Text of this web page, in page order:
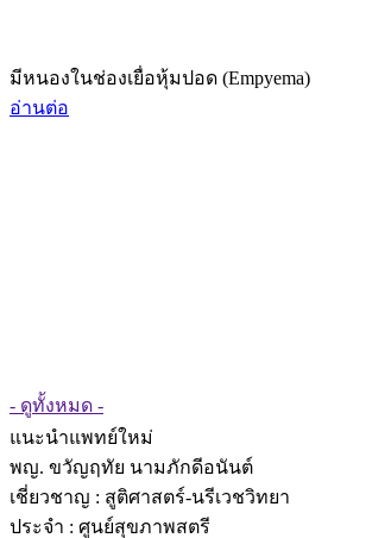
มีหนองในช่องเยื่อหุ้มปอด (Empyema)
อ่านต่อ
- ดูทั้งหมด -
แนะนำแพทย์ใหม่
พญ. ขวัญฤทัย นามภักดีอนันต์
เชี่ยวชาญ : สูติศาสตร์-นรีเวชวิทยา
ประจำ : ศูนย์สุขภาพสตรี